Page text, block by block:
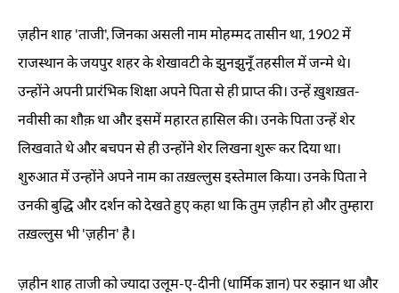
ज़हीनशाह 'ताजी',जिनकाअसलीनाममोहम्मदतासीनथा, 1902में
राजस्थानकेजयपुरशहरकेशेखावटीकेझुनझुनूँतहसीलमेंजन्मेथे।
उन्होंनेअपनीप्रारंभिकशिक्षाअपनेपितासेहीप्राप्तकी। उन्हेंख़ुशख़त-
नवीसीकाशौक़थाऔरइसमेंमहारतहासिलकी। उनकेपिताउन्हेंशेर
लिखवातेथेऔरबचपनसेहीउन्होंनेशेरलिखनाशुरूकरदियाथा।
शुरुआतमेंउन्होंनेअपनेनामकातख़ल्लुसइस्तेमालकिया। उनकेपिताने
उनकीबुद्धिऔरदर्शनकोदेखतेहुएकहाथाकितुमज़हीनहोऔरतुम्हारा
तख़ल्लुसभी 'ज़हीन' है।
ज़हीनशाहताजीकोज्यादाउलूम-ए-दीनी(धार्मिकज्ञान) पररुझानथाऔर